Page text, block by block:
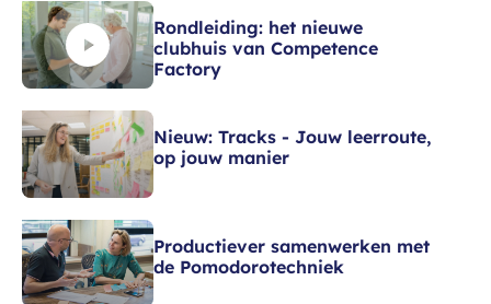
Rondleiding: het nieuwe
clubhuis van Competence
Factory
Nieuw: Tracks - Jouw leerroute,
op jouw manier
Productiever samenwerken met
de Pomodorotechniek